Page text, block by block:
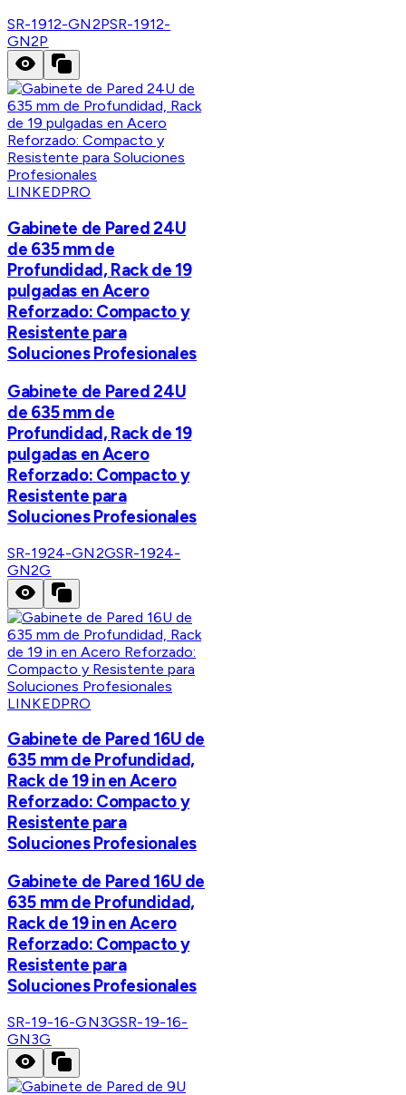
SR-1912-GN2PSR-1912-
GN2P
LINKEDPRO
Gabinete de Pared 24U
de 635 mm de
Profundidad, Rack de 19
pulgadas en Acero
Reforzado: Compacto y
Resistente para
Soluciones Profesionales
Gabinete de Pared 24U
de 635 mm de
Profundidad, Rack de 19
pulgadas en Acero
Reforzado: Compacto y
Resistente para
Soluciones Profesionales
SR-1924-GN2GSR-1924-
GN2G
LINKEDPRO
Gabinete de Pared 16U de
635 mm de Profundidad,
Rack de 19 in en Acero
Reforzado: Compacto y
Resistente para
Soluciones Profesionales
Gabinete de Pared 16U de
635 mm de Profundidad,
Rack de 19 in en Acero
Reforzado: Compacto y
Resistente para
Soluciones Profesionales
SR-19-16-GN3GSR-19-16-
GN3G